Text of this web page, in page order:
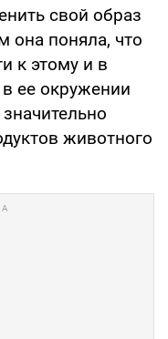
свой образ
она поняла, что
к этому и в
ее окружении
животного